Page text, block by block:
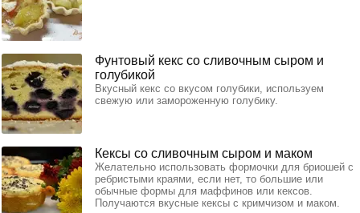
Фунтовый кекс со сливочным сыром и
голубикой
Вкусный кекс со вкусом голубики, используем
свежую или замороженную голубику.
Кексы со сливочным сыром и маком
Желательно использовать формочки для бриошей с
ребристыми краями, если нет, то большие или
обычные формы для маффинов или кексов.
Получаются вкусные кексы с кримчизом и маком.